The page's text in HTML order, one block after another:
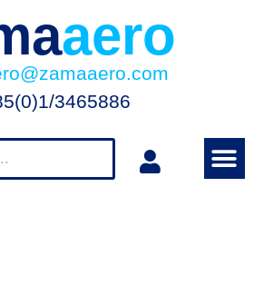
aero
3465886